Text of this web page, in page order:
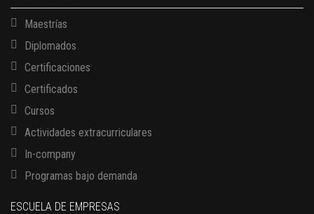
Maestrías
Diplomados
Certificaciones
Certificados
Cursos
Actividades extracurriculares
In-company
Programas bajo demanda
ESCUELA DE EMPRESAS